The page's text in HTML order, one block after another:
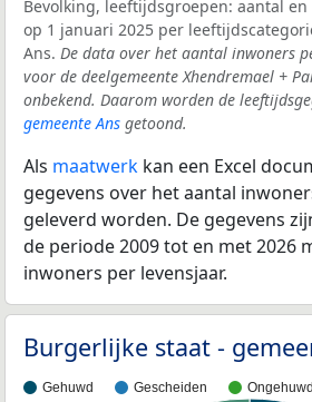
Bevolking, leeftijdsgroepen: aantal
op 1 januari 2025 per
Ans. De data over het aantal inwoners
voor de deelgemeente Xhendremael +
onbekend. Daarom worden de
gemeente Ans getoond.
Als maatwerk kan een Excel
gegevens over het aantal
geleverd worden. De gegevens
de periode 2009 tot en met 2026
inwoners per levensjaar.
Burgerlijke staat -
Gehuwd Gescheiden Ongehuwd